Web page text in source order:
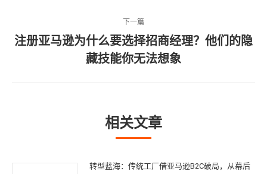
文
章：
下一篇
下
一
注册亚马逊为什么要选择招商经理？他们的隐
藏技能你无法想象
相关文章
转型蓝海：传统工厂借亚马逊B2C破局，从幕后